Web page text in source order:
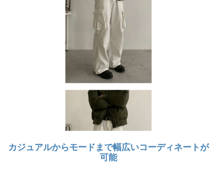
カジュアルからモードまで幅広いコーディネートが
可能